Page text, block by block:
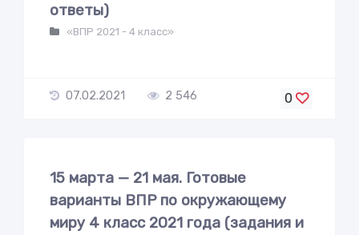
ответы)
«ВПР 2021 - 4 класс»
07.02.2021 2 546 0
15 марта — 21 мая. Готовые
варианты ВПР по окружающему
миру 4 класс 2021 года (задания и